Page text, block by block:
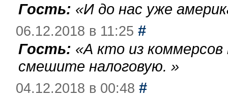
Гость: «И до нас уже
06.12.2018 в 11:25 #
Гость: «А кто из
смешите налоговую. »
04.12.2018 в 00:48 #